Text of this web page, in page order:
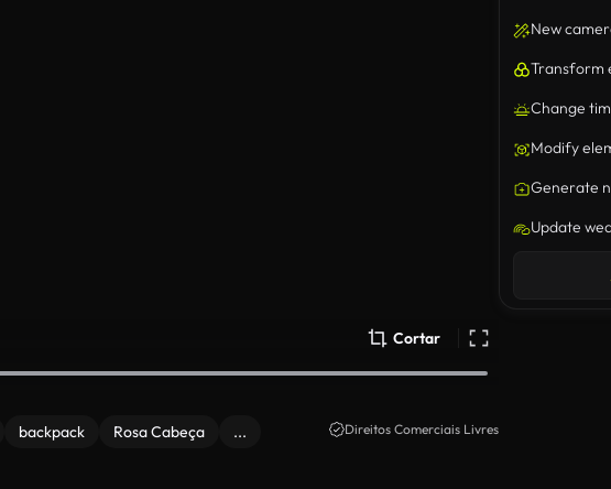
Cortar
backpack Rosa Cabeça ... Direitos Comerciais Livres
New
Transform
Change
Modify
Generate
Update